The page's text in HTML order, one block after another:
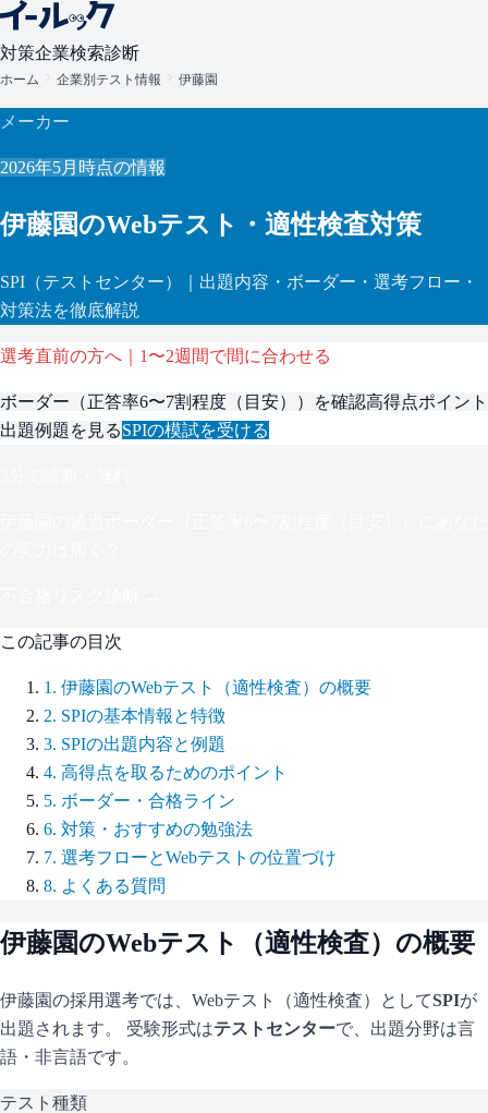
対策企業検索診断
ホーム 企業別テスト情報 伊藤園
メーカー
2026年5月 時点の情報
伊藤園のWebテスト・適性検査対策
SPI （テストセンター）
｜出題内容・ボーダー・選考フロー・
対策法を徹底解説
選考直前の方へ｜1〜2週間で間に合わせる
ボーダー（正答率6〜7割程度（目安） ）を確認高得点ポイント
出題例題を見るSPIの模試を受ける
この記事の目次
1 . 伊藤園のWebテスト（適性検査）の概要
2. SPIの基本情報と特徴
3. SPIの出題内容と例題
4. 高得点を取るためのポイント
5. ボーダー・合格ライン
6. 対策・おすすめの勉強法
7. 選考フローとWebテストの位置づけ
8. よくある質問
伊藤園のWebテスト（適性検査）の概要
伊藤園の採用選考では、Webテスト（適性検査）としてSPIが
出題されます。 受験形式はテストセンターで、 出題分野は言
語・非言語です。
テスト種類